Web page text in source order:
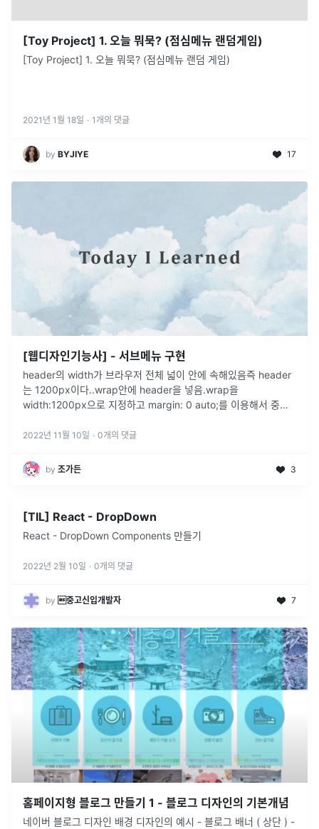
[Toy Project] 1. 오늘 뭐묵? (점심메뉴 랜덤게임)
[Toy Project] 1. 오늘 뭐묵? (점심메뉴 랜덤 게임)
2021년 1월 18일 · 1 개의 댓글
by BYJIYE 17
[웹디자인기능사] - 서브메뉴 구현
header의 width가 브라우저 전체 넓이 안에 속해있음즉 header
는 1200px이다..wrap안에 header을 넣음.wrap을
width:1200px으로 지정하고 margin: 0 auto;를 이용해서 중앙
2022년 11월 10일 · 0개의 댓글
by 조가든 3
[TIL] React - DropDown
React - DropDown Components 만들기
2022년 2월 10일 · 0개의 댓글
by 중고신입개발자 7
홈페이지형 블로그 만들기 1 - 블로그 디자인의 기본개념
네이버 블로그 디자인 배경 디자인의 예시 - 블로그 배너 ( 상단 ) -